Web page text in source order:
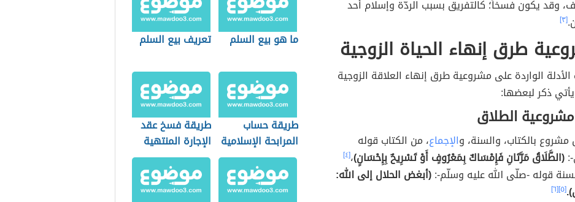
وقد يكون فسخاً؛ كالتفريق بسبب الردّة وإسلام أحد
[٣]
طرق إنهاء الحياة الزوجية
الواردة على مشروعية طرق إنهاء العلاقة الزوجية
ذكر لبعضها:
الطلاق
مشروع بالكتاب، والسنة، والإجماع، من الكتاب قوله
:(الطَّلَاقُ مَرَّتَانِ فَإِمْسَاكٌ بِمَعْرُوفٍ أَوْ تَسْرِيحٌ بِإِحْسَانٍ)،[٤]
قوله -صلّى الله عليه وسلّم-:(أبغض الحلال إلى الله:
[٥] [٦]
ما هو بيع السلم تعريف بيع السلم
طريقة حساب
المرابحة الإسلامية
طريقة فسخ عقد
الإجارة المنتهية
بالتمليك